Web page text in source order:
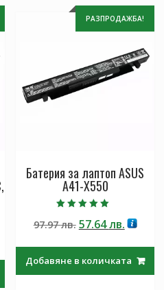
РАЗПРОДАЖБА!
Батерия за лаптоп ASUS
A41-X550
5.00
от 5
97.97лв. Original
97.97 лв..
57.64лв.
57.64
Добавяне в количката